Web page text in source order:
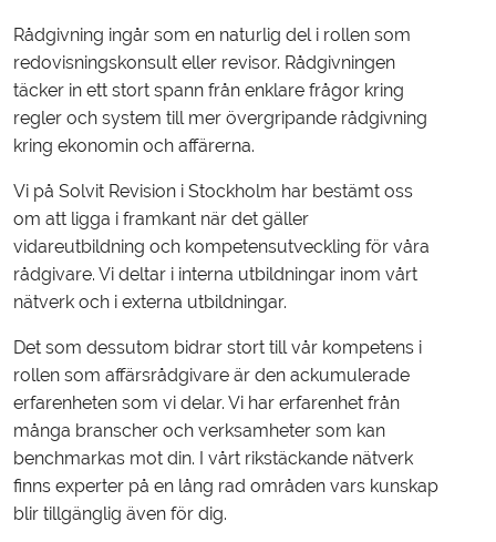
Rådgivning ingår som en naturlig del i rollen som
redovisningskonsult eller revisor. Rådgivningen
täcker in ett stort spann från enklare frågor kring
regler och system till mer övergripande rådgivning
kring ekonomin och affärerna.
Vi på Solvit Revision i Stockholm har bestämt oss
om att ligga i framkant när det gäller
vidareutbildning och kompetensutveckling för våra
rådgivare. Vi deltar i interna utbildningar inom vårt
nätverk och i externa utbildningar.
Det som dessutom bidrar stort till vår kompetens i
rollen som affärsrådgivare är den ackumulerade
erfarenheten som vi delar. Vi har erfarenhet från
många branscher och verksamheter som kan
benchmarkas mot din. I vårt rikstäckande nätverk
finns experter på en lång rad områden vars kunskap
blir tillgänglig även för dig.